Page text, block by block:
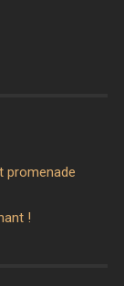
promenade
!